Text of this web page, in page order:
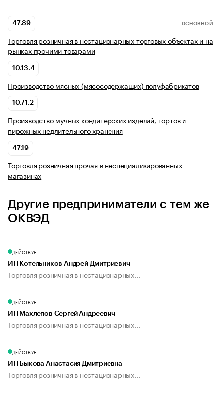
47.89 ОСНОВНОЙ
Торговля розничная в нестационарных торговых объектах и на
рынках прочими товарами
10.13.4
Производство мясных (мясосодержащих) полуфабрикатов
10.71.2
Производство мучных кондитерских изделий, тортов и
пирожных недлительного хранения
47.19
Торговля розничная прочая в неспециализированных
магазинах
Другие предприниматели с тем же
ОКВЭД
ДЕЙСТВУЕТ
ИП Котельников Андрей Дмитриевич
Торговля розничная в нестационарных...
ДЕЙСТВУЕТ
ИП Махлепов Сергей Андреевич
Торговля розничная в нестационарных...
ДЕЙСТВУЕТ
ИП Быкова Анастасия Дмитриевна
Торговля розничная в нестационарных...